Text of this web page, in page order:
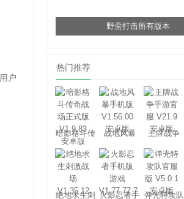
户
野蛮打击所有版本
热门推荐
暗影格斗传
奇战场
战地风暴 王牌战争
绝地求生刺
火影忍者手 弹壳特攻队